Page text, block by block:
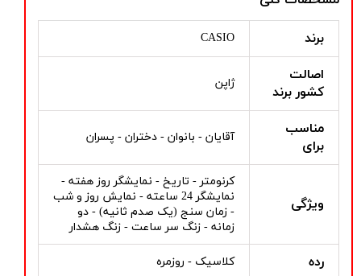
برند CASIO
اصالت
کشور برند
ژاپن
مناسب
برای
آقایان - بانوان - دختران - پسران
ویژگی
کرنومتر - تاریخ - نمایشگر روز هفته -
نمایشگر 24 ساعته - نمایش روز و شب
- زمان سنج (یک صدم ثانیه) - دو
زمانه - زنگ سر ساعت - زنگ هشدار
رده کلاسیک - روزمره